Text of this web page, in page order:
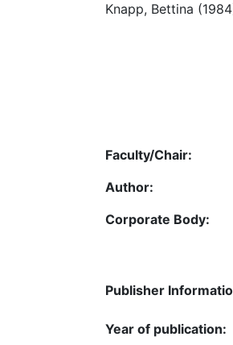
Knapp, Bettina
Faculty/Chair:
Author:
Corporate Body:
Publisher
Year of publication: